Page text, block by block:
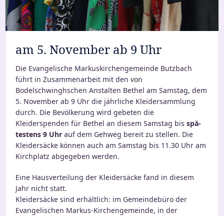
am 5. November ab 9 Uhr
Die Evangelische Markuskirchengemeinde Butzbach
führt in Zusammenarbeit mit den von
Bodelschwinghschen Anstalten Bethel am Samstag, dem
5. November ab 9 Uhr die jähr­li­che Kleidersammlung
durch. Die Bevölkerung wird gebe­ten die
Kleiderspenden für Bethel an die­sem Samstag bisspä­
tes­tens 9 Uhr auf dem Gehweg bereit zu stel­len. Die
Kleidersäcke kön­nen auch am Samstag bis 11.30 Uhr am
Kirchplatz abge­ge­ben werden.
Eine Hausverteilung der Kleidersäcke fand in die­sem
Jahr nicht statt.
Kleidersäcke sind erhält­lich: im Gemeindebüro der
Evangelischen Markus-Kirchengemeinde, in der